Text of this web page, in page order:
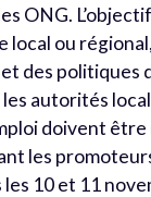
ONG.
ou
des politiques
autorités
doivent
les
10 et 11